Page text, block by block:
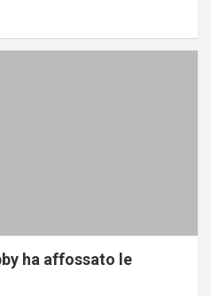
ha affossato le